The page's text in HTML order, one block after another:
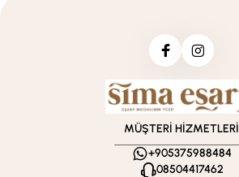
MÜŞTERİ HİZMETLERİ
+905375988484
08504417462